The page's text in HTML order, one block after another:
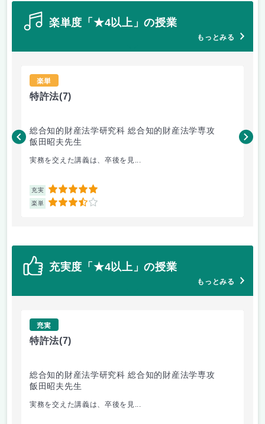
楽単度「★4以上」の授業
もっとみる
楽単
特許法(7)
総合知的財産法学研究科 総合知的財産法学専攻
飯田昭夫先生
実務を交えた講義は、卒後を見...
充実 5
楽単 3.5
岸
充実度「★4以上」の授業
もっとみる
充実
特許法(7)
総合知的財産法学研究科 総合知的財産法学専攻
飯田昭夫先生
実務を交えた講義は、卒後を見...